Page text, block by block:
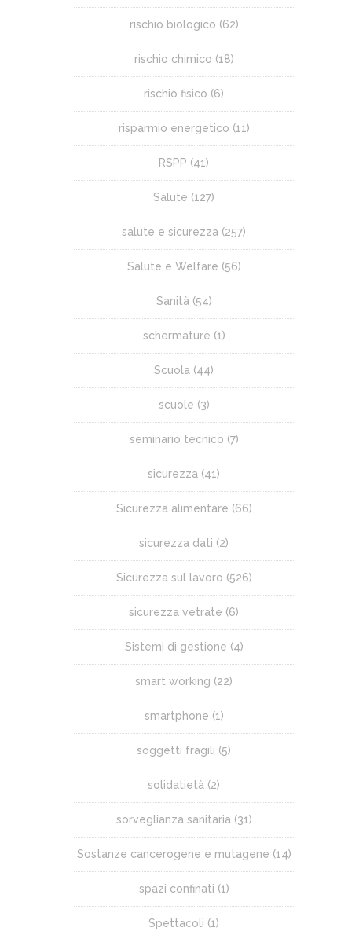
rischio biologico (62)
rischio chimico (18)
rischio fisico (6)
risparmio energetico (11)
RSPP (41)
Salute (127)
salute e sicurezza (257)
Salute e Welfare (56)
Sanità (54)
schermature (1)
Scuola (44)
scuole (3)
seminario tecnico (7)
sicurezza (41)
Sicurezza alimentare (66)
sicurezza dati (2)
Sicurezza sul lavoro (526)
sicurezza vetrate (6)
Sistemi di gestione (4)
smart working (22)
smartphone (1)
soggetti fragili (5)
solidatietà (2)
sorveglianza sanitaria (31)
Sostanze cancerogene e mutagene (14)
spazi confinati (1)
Spettacoli (1)